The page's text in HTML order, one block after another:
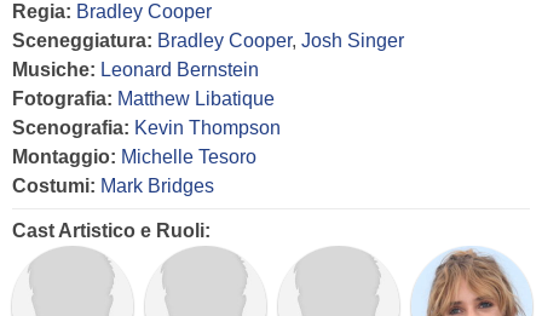
Regia: Bradley Cooper
Sceneggiatura: Bradley Cooper, Josh Singer
Musiche: Leonard Bernstein
Fotografia: Matthew Libatique
Scenografia: Kevin Thompson
Montaggio: Michelle Tesoro
Costumi: Mark Bridges
Cast Artistico e Ruoli: